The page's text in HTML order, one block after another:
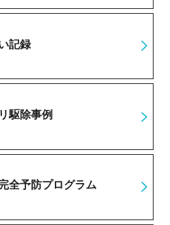
記録
駆除事例
全予防プログラム